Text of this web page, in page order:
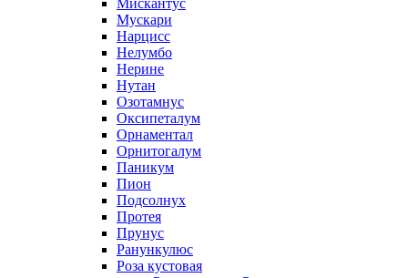
Мускари
Нарцисс
Нелумбо
Нерине
Нутан
Озотамнус
Оксипеталум
Орнаментал
Орнитогалум
Паникум
Пион
Подсолнух
Протея
Прунус
Ранункулюс
Роза кустовая